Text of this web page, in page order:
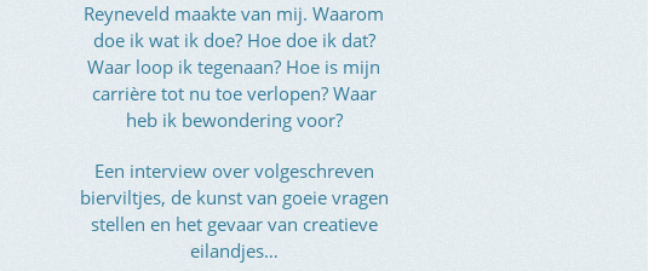
Reyneveld maakte van mij. Waarom
doe ik wat ik doe? Hoe doe ik dat?
Waar loop ik tegenaan? Hoe is mijn
carrière tot nu toe verlopen? Waar
heb ik bewondering voor?
Een interview over volgeschreven
bierviltjes, de kunst van goeie vragen
stellen en het gevaar van creatieve
eilandjes…